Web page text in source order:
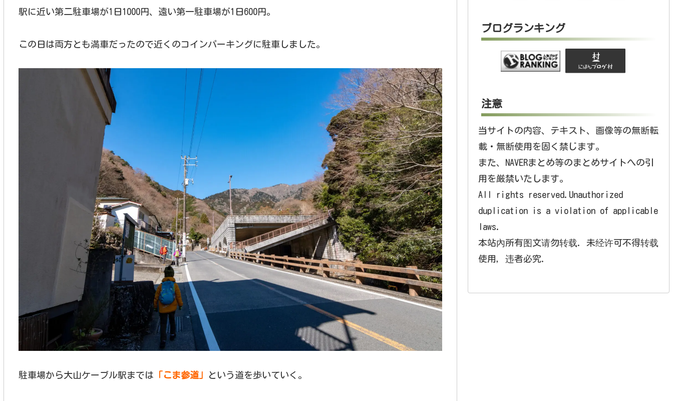
駅に近い第二駐車場が1日1000円、遠い第一駐車場が1日600円。
この日は両方とも満車だったので近くのコインパーキングに駐車しました。
駐車場から大山ケーブル駅までは 「こま参道」 という道を歩いていく。
ブログランキング
注意
当サイトの内容、テキスト、画像等の無断転
載・無断使用を固く禁じます。
また、NAVERまとめ等のまとめサイトへの引
用を厳禁いたします。
All rights reserved.Unauthorized
duplication is a violation of applicable
laws.
本站內所有图文请勿转载. 未经许可不得转载
使用，违者必究.